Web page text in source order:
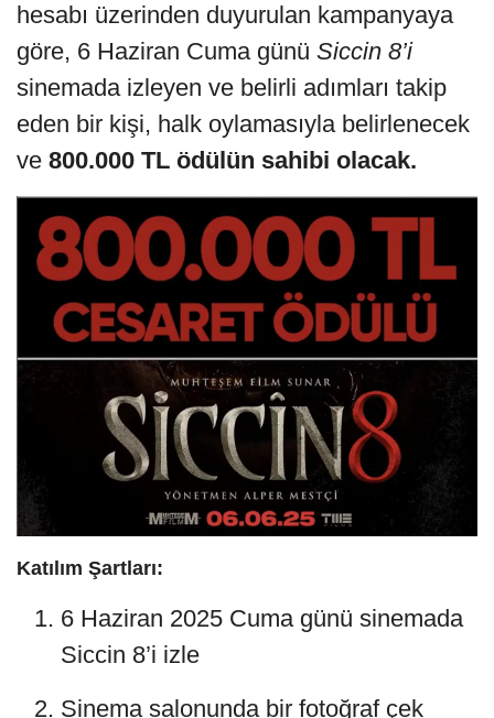
hesabı üzerinden duyurulan kampanyaya
göre, 6 Haziran Cuma günü Siccin 8’i
sinemada izleyen ve belirli adımları takip
eden bir kişi, halk oylamasıyla belirlenecek
ve 800.000 TL ödülün sahibi olacak.
Katılım Şartları:
6 Haziran 2025 Cuma günü sinemada
Siccin 8’i izle
Sinema salonunda bir fotoğraf çek